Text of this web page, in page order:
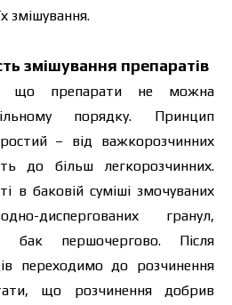
змішування.
змішування препаратів
що препарати не можна
порядку. Принцип
– від важкорозчинних
до більш легкорозчинних.
в баковій суміші змочуваних
диспергованих гранул,
бак першочергово. Після
переходимо до розчинення
що розчинення добрив